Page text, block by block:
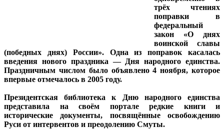
трёх чтениях
поправки в
федеральный
закон «О днях
воинской славы
(победных днях) России». Одна из поправок касалась
введения нового праздника — Дня народного единства.
Праздничным числом было объявлено 4 ноября, которое
впервые отмечалось в 2005 году.
Президентская библиотека к Дню народного единства
представила на своём портале редкие книги и
исторические документы, посвящённые освобождению
Руси от интервентов и преодолению Смуты.